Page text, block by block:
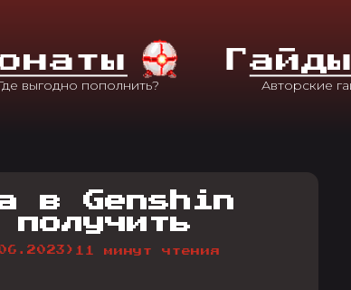
ГАйды
в Genshin
11 минут чтения